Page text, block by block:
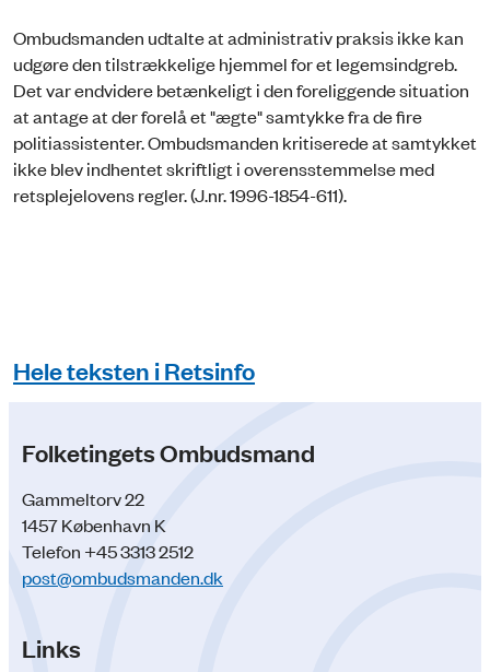
Ombudsmanden udtalte at administrativ praksis ikke kan
udgøre den tilstrækkelige hjemmel for et legemsindgreb.
Det var endvidere betænkeligt i den foreliggende situation
at antage at der forelå et "ægte" samtykke fra de fire
politiassistenter. Ombudsmanden kritiserede at samtykket
ikke blev indhentet skriftligt i overensstemmelse med
retsplejelovens regler. (J.nr. 1996-1854-611).
Hele teksten i Retsinfo
Folketingets Ombudsmand
Gammeltorv 22
1457 København K
Telefon +45 3313 2512
post@ombudsmanden.dk
Links